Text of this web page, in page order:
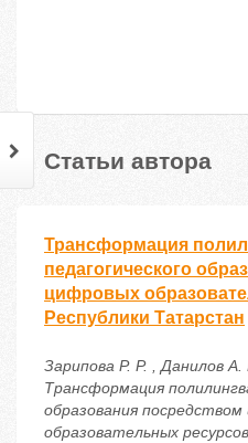
Статьи автора
Трансформация
педагогического
цифровых
Республики Татарстан
Зарипова Р. Р. , Данилов
Трансформация
образования
образовательных